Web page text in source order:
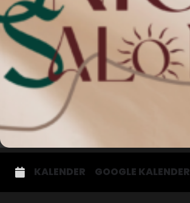
KALENDER GOOGLE KALENDER